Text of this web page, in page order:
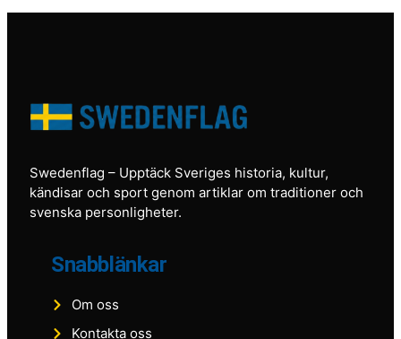
Swedenflag – Upptäck Sveriges historia, kultur,
kändisar och sport genom artiklar om traditioner och
svenska personligheter.
Snabblänkar
Om oss
Kontakta oss